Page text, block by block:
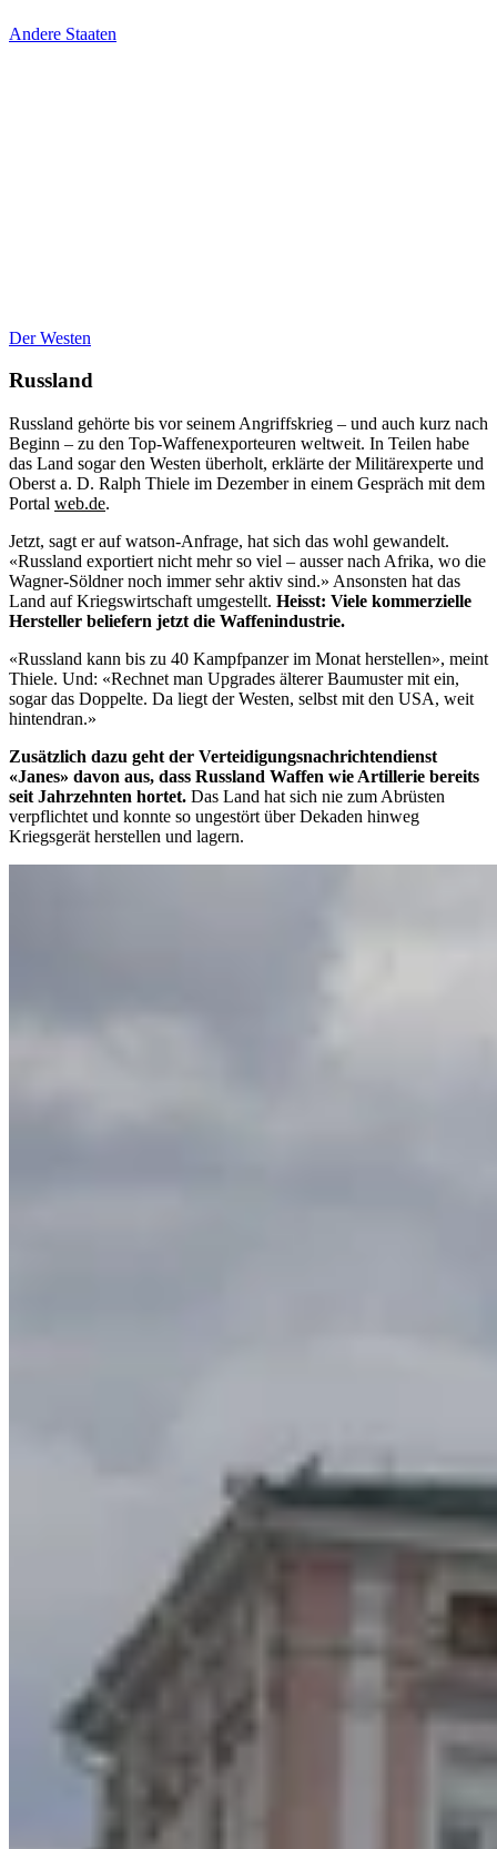
Andere Staaten
Der Westen
Russland
Russland gehörte bis vor seinem Angriffskrieg – und auch kurz nach
Beginn – zu den Top-Waffenexporteuren weltweit. In Teilen habe
das Land sogar den Westen überholt, erklärte der Militärexperte und
Oberst a. D. Ralph Thiele im Dezember in einem Gespräch mit dem
Portal web.de.
Jetzt, sagt er auf watson-Anfrage, hat sich das wohl gewandelt.
«Russland exportiert nicht mehr so viel – ausser nach Afrika, wo die
Wagner-Söldner noch immer sehr aktiv sind.» Ansonsten hat das
Land auf Kriegswirtschaft umgestellt. Heisst: Viele kommerzielle
Hersteller beliefern jetzt die Waffenindustrie.
«Russland kann bis zu 40 Kampfpanzer im Monat herstellen», meint
Thiele. Und: «Rechnet man Upgrades älterer Baumuster mit ein,
sogar das Doppelte. Da liegt der Westen, selbst mit den USA, weit
hintendran.»
Zusätzlich dazu geht der Verteidigungsnachrichtendienst
«Janes» davon aus, dass Russland Waffen wie Artillerie bereits
seit Jahrzehnten hortet. Das Land hat sich nie zum Abrüsten
verpflichtet und konnte so ungestört über Dekaden hinweg
Kriegsgerät herstellen und lagern.